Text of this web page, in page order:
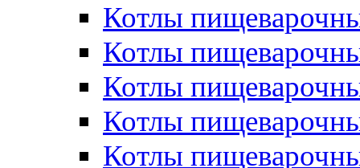
Котлы
Котлы
Котлы
Котлы
Котлы